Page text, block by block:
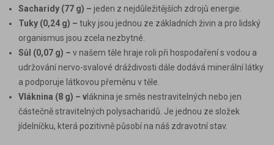
Sacharidy (77 g) – jeden z nejdůležitějších zdrojů energie.
Tuky (0,24 g) – tuky jsou jednou ze základních živin a pro lidský
organismus jsou zcela nezbytné.
Sůl (0,07 g) – v našem těle hraje roli při hospodaření s vodou a
udržování nervo-svalové dráždivosti dále dodává minerální látky
a podporuje látkovou přeměnu v těle.
Vláknina (8 g) – v láknina je směs nestravitelných nebo jen
částečně stravitelných polysacharidů. Je jednou ze složek
jídelníčku, která pozitivně působí na náš zdravotní stav.